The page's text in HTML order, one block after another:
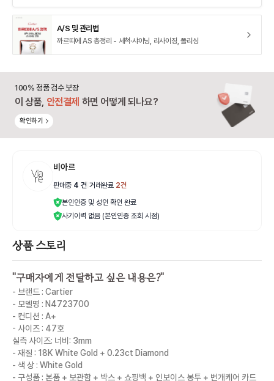
A/S 및 관리법
까르띠에 AS 총정리 - 세척·샤이닝, 리사이징, 폴리싱
100% 정품 검수 보장
이 상품, 안전결제 하면 어떻게 되나요?
확인하기
비아르
판매중 4 건 거래완료 2건
본인인증 및 성인 확인 완료
사기이력 없음 (본인인증 조회 시점)
상품 스토리
"구매자에게 전달하고 싶은 내용은?"
- 브랜드 : Cartier
- 모델명 : N4723700
- 컨디션 : A+
- 사이즈 : 47호
실측 사이즈: 너비: 3mm
- 재질 : 18K White Gold + 0.23ct Diamond
- 색 상 : White Gold
- 구성품 : 본품 + 보관함 + 박스 + 쇼핑백 + 인보이스 봉투 + 번개케어 카드